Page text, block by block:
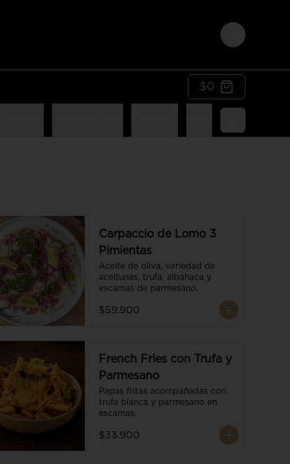
Login
$0
Carpaccio de Lomo 3
Pimientas
Aceite de oliva, variedad de
aceitunas, trufa, albahaca y
escamas de parmesano.
$59.900
French Fries con Trufa y
Parmesano
Papas fritas acompañadas con
trufa blanca y parmesano en
escamas.
$33.900